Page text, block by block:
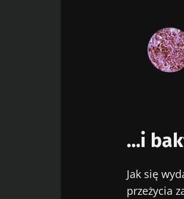
…i
Jak się
przeżycia